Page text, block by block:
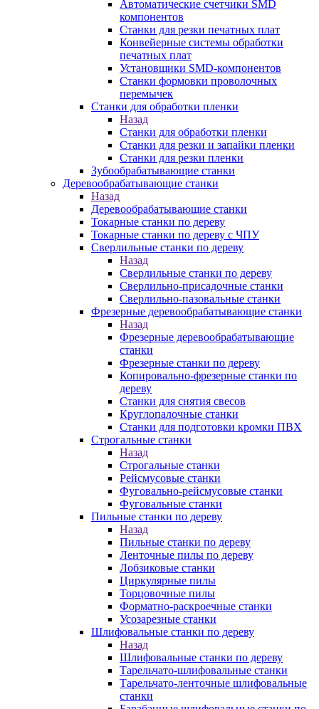
Автоматические счетчики SMD
компонентов
Станки для резки печатных плат
Конвейерные системы обработки
печатных плат
Установщики SMD-компонентов
Станки формовки проволочных
перемычек
Станки для обработки пленки
Назад
Станки для обработки пленки
Станки для резки и запайки пленки
Станки для резки пленки
Зубообрабатывающие станки
Деревообрабатывающие станки
Назад
Деревообрабатывающие станки
Токарные станки по дереву
Токарные станки по дереву с ЧПУ
Сверлильные станки по дереву
Назад
Сверлильные станки по дереву
Сверлильно-присадочные станки
Сверлильно-пазовальные станки
Фрезерные деревообрабатывающие станки
Назад
Фрезерные деревообрабатывающие
станки
Фрезерные станки по дереву
Копировально-фрезерные станки по
дереву
Станки для снятия свесов
Круглопалочные станки
Станки для подготовки кромки ПВХ
Строгальные станки
Назад
Строгальные станки
Рейсмусовые станки
Фуговально-рейсмусовые станки
Фуговальные станки
Пильные станки по дереву
Назад
Пильные станки по дереву
Ленточные пилы по дереву
Лобзиковые станки
Циркулярные пилы
Торцовочные пилы
Форматно-раскроечные станки
Усозарезные станки
Шлифовальные станки по дереву
Назад
Шлифовальные станки по дереву
Тарельчато-шлифовальные станки
Тарельчато-ленточные шлифовальные
станки